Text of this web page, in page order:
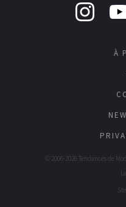
À
© 2006-2026 Tendances de